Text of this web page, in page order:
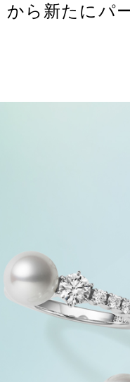
から新たにパ